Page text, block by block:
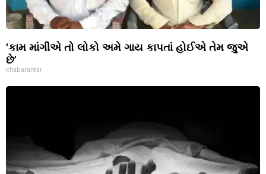
‘કામ માંગીએ તો લોકો અમે ગાય કાપતાં હોઈએ તેમ જુએ
છે’
khabarantar